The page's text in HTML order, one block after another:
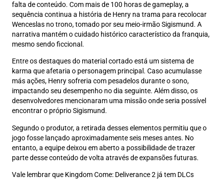
falta de conteúdo. Com mais de 100 horas de gameplay, a
sequência continua a história de Henry na trama para recolocar
Wenceslas no trono, tomado por seu meio-irmão Sigismund. A
narrativa mantém o cuidado histórico característico da franquia,
mesmo sendo ficcional.
Entre os destaques do material cortado está um sistema de
karma que afetaria o personagem principal. Caso acumulasse
más ações, Henry sofreria com pesadelos durante o sono,
impactando seu desempenho no dia seguinte. Além disso, os
desenvolvedores mencionaram uma missão onde seria possível
encontrar o próprio Sigismund.
Segundo o produtor, a retirada desses elementos permitiu que o
jogo fosse lançado aproximadamente seis meses antes. No
entanto, a equipe deixou em aberto a possibilidade de trazer
parte desse conteúdo de volta através de expansões futuras.
Vale lembrar que Kingdom Come: Deliverance 2 já tem DLCs